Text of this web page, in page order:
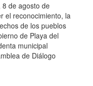
8 de agosto de
el reconocimiento, la
de los pueblos
de Playa del
municipal
de Diálogo